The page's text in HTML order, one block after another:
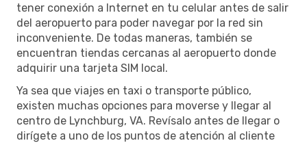
tener conexión a Internet en tu celular antes de salir
del aeropuerto para poder navegar por la red sin
inconveniente. De todas maneras, también se
encuentran tiendas cercanas al aeropuerto donde
adquirir una tarjeta SIM local.
Ya sea que viajes en taxi o transporte público,
existen muchas opciones para moverse y llegar al
centro de Lynchburg, VA. Revísalo antes de llegar o
dirígete a uno de los puntos de atención al cliente